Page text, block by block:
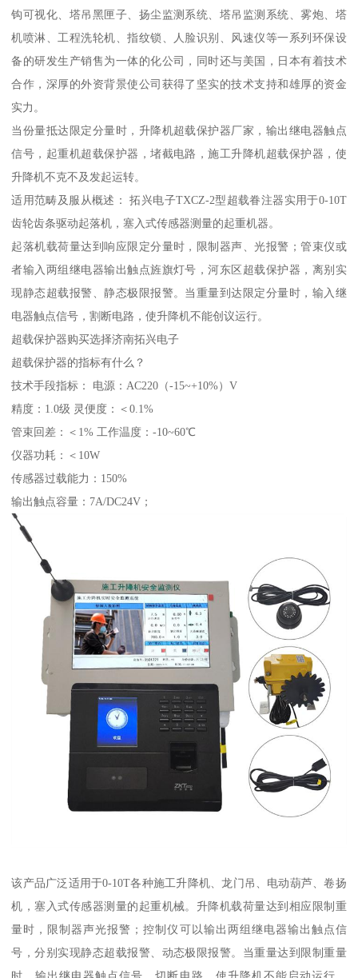
钩可视化、塔吊黑匣子、扬尘监测系统、塔吊监测系统、雾炮、塔
机喷淋、工程洗轮机、指纹锁、人脸识别、风速仪等一系列环保设
备的研发生产销售为一体的化公司，同时还与美国，日本有着技术
合作，深厚的外资背景使公司获得了坚实的技术支持和雄厚的资金
实力。
当份量抵达限定分量时，升降机超载保护器厂家，输出继电器触点
信号，起重机超载保护器，堵截电路，施工升降机超载保护器，使
升降机不克不及发起运转。
适用范畴及服从概述： 拓兴电子TXCZ-2型超载眷注器实用于0-10T
齿轮齿条驱动起落机，塞入式传感器测量的起重机器。
起落机载荷量达到响应限定分量时，限制器声、光报警；管束仪或
者输入两组继电器输出触点旌旗灯号，河东区超载保护器，离别实
现静态超载报警、静态极限报警。当重量到达限定分量时，输入继
电器触点信号，割断电路，使升降机不能创议运行。
超载保护器购买选择济南拓兴电子
超载保护器的指标有什么？
技术手段指标： 电源：AC220（-15~+10%）V
精度：1.0级 灵便度：＜0.1%
管束回差：＜1% 工作温度：-10~60℃
仪器功耗：＜10W
传感器过载能力：150%
输出触点容量：7A/DC24V；
该产品广泛适用于0-10T各种施工升降机、龙门吊、电动葫芦、卷扬
机，塞入式传感器测量的起重机械。升降机载荷量达到相应限制重
量时，限制器声光报警；控制仪可以输出两组继电器输出触点信
号，分别实现静态超载报警、动态极限报警。当重量达到限制重量